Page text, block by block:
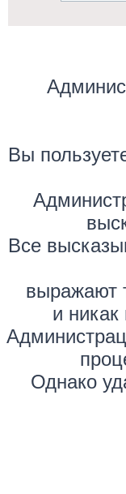
Вы
Все
выражают
и
Однако